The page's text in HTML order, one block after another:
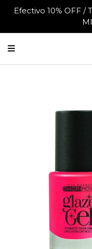
Efectivo 10% OFF /